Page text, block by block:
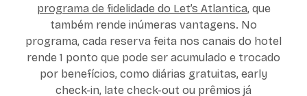
programa de fidelidade do Let’s Atlantica, que
também rende inúmeras vantagens. No
programa, cada reserva feita nos canais do hotel
rende 1 ponto que pode ser acumulado e trocado
por benefícios, como diárias gratuitas, early
check-in, late check-out ou prêmios já